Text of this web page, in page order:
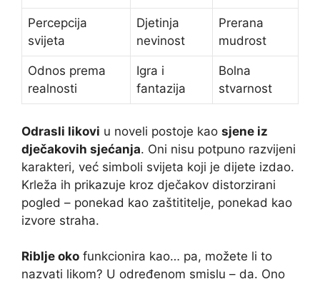
Percepcija
svijeta
Djetinja
nevinost
Prerana
mudrost
Odnos prema
realnosti
Igra i
fantazija
Bolna
stvarnost
Odrasli likovi u noveli postoje kao sjene iz
dječakovih sjećanja. Oni nisu potpuno razvijeni
karakteri, već simboli svijeta koji je dijete izdao.
Krleža ih prikazuje kroz dječakov distorzirani
pogled – ponekad kao zaštititelje, ponekad kao
izvore straha.
Riblje oko funkcionira kao… pa, možete li to
nazvati likom? U određenom smislu – da. Ono